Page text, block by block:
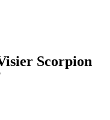
Scorpion